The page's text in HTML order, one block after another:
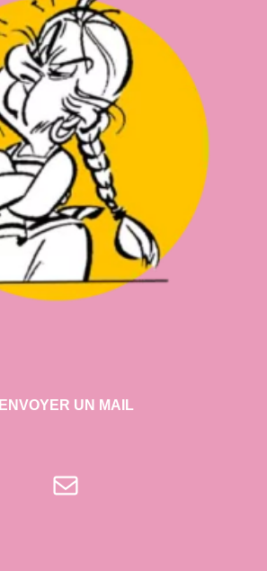
ENVOYER UN MAIL
E-mail